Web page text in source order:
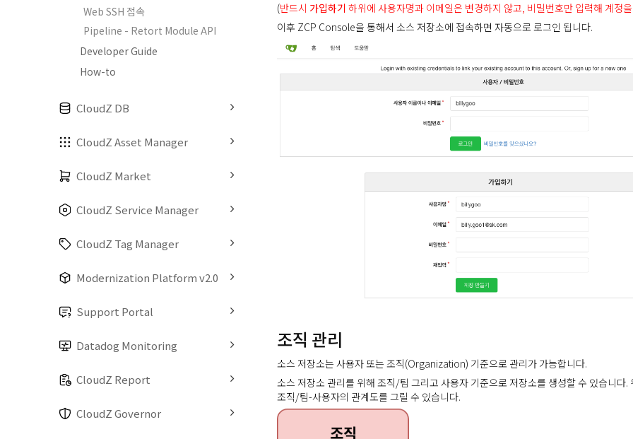
Web SSH 접속
Pipeline - Retort Module API
Developer Guide
How-to
CloudZ DB
CloudZ Asset Manager
CloudZ Market
CloudZ Service Manager
CloudZ Tag Manager
Modernization Platform v2.0
Support Portal
Datadog Monitoring
CloudZ Report
CloudZ Governor
(반드시 가입하기 하위에 사용자명과 이메일은 변경하지 않고, 비밀번호만 입력해 계정
이후 ZCP Console을 통해서 소스 저장소에 접속하면 자동으로 로그인 됩니다.
조직 관리
소스 저장소는 사용자 또는 조직(Organization) 기준으로 관리가 가능합니다.
소스 저장소 관리를 위해 조직/팀 그리고 사용자 기준으로 저장소를 생성할 수 있습니다.
조직/팀-사용자의 관계도를 그릴 수 있습니다.